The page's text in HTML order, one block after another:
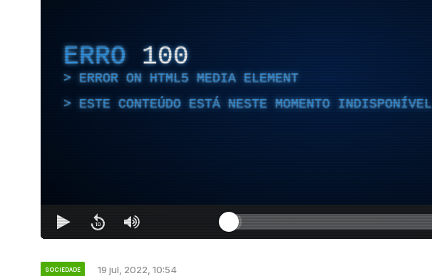
ERRO 100
ERROR ON HTML5 MEDIA ELEMENT
ESTE CONTEÚDO ESTÁ NESTE MOMENTO INDISPONÍVEL
SOCIEDADE 19 jul, 2022, 10:54